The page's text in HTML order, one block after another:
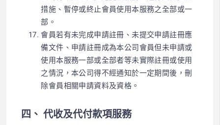
措施、暫停或終止會員使用本服務之全部或一
部。
會員若有未完成申請註冊、未提交申請註冊應
備文件、申請註冊成為本公司會員但未申請或
使用本服務一部或全部者等未實際註冊或使用
之情況，本公司得不經通知於一定期間後，刪
除會員相關申請資料及資格。
四、 代收及代付款項服務